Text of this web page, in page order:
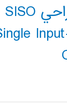
ابزار طراحي SISO